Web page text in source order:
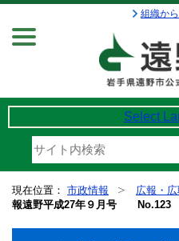
組織か
Select
現在位置： 市政情報 広報・
報遠野平成27年９月号 No.123